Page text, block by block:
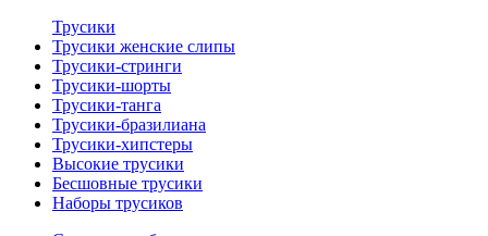
Трусики
Трусики женские слипы
Трусики-стринги
Трусики-шорты
Трусики-танга
Трусики-бразилиана
Трусики-хипстеры
Высокие трусики
Бесшовные трусики
Наборы трусиков